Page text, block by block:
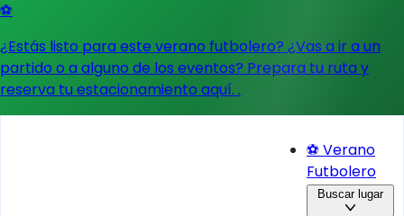
⚽
¿Estás listo para este verano futbolero? ¿Vas a ir a un
partido o a alguno de los eventos? Prepara tu ruta y
reserva tu estacionamiento aquí. .
⚽ Verano
Futbolero
Buscar lugar